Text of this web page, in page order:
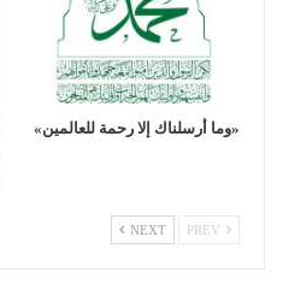
«وما أرسلناك إلا رحمة للعالمين»
NEXT